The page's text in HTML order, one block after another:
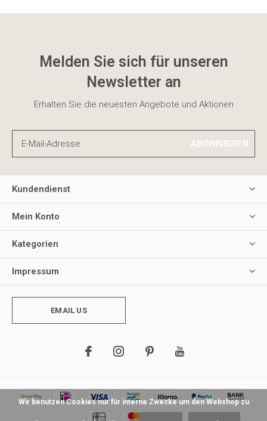
Melden Sie sich für unseren
Newsletter an
Erhalten Sie die neuesten Angebote und Aktionen
ABONNIEREN
Kundendienst
Mein Konto
Kategorien
Impressum
EMAIL US
Wir benutzen Cookies nur für interne Zwecke um den Webshop zu